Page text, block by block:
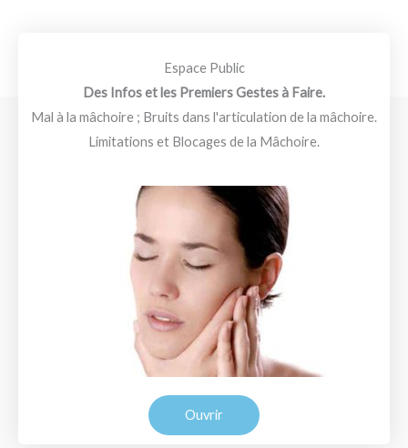
Espace Public
Des Infos et les Premiers Gestes à Faire.
Mal à la mâchoire ; Bruits dans l'articulation de la mâchoire.
Limitations et Blocages de la Mâchoire.
Ouvrir